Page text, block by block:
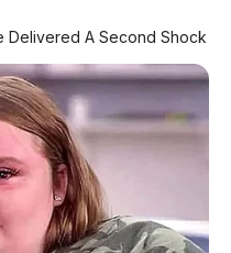
Juta
Listrik Global
Siap Masuk
Delivered A Second Shock